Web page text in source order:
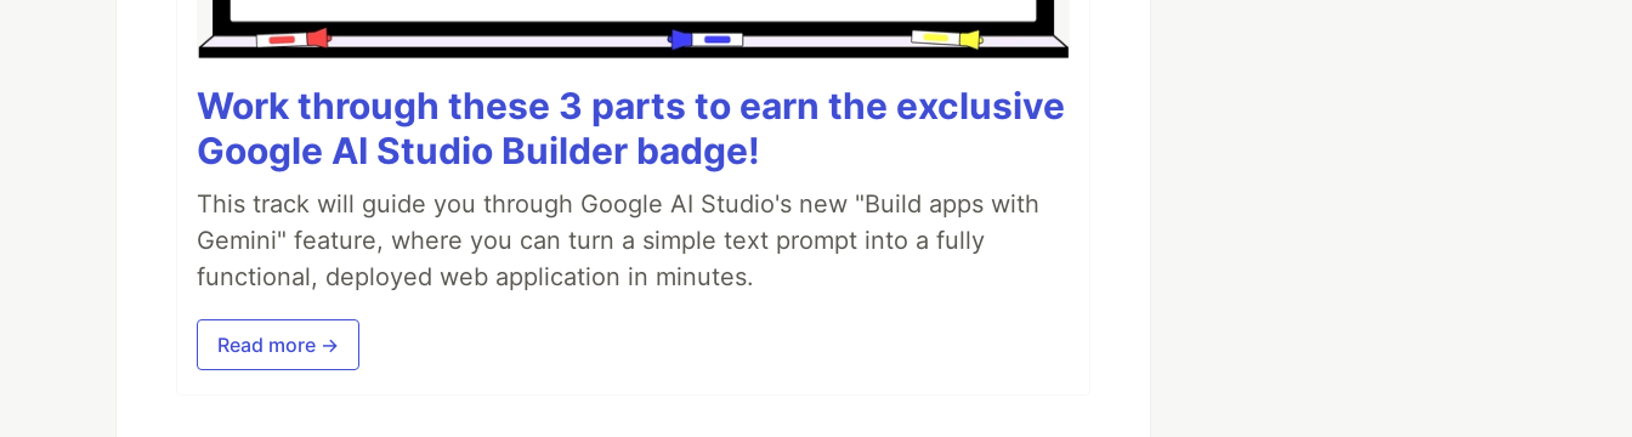
Work through these 3 parts to earn the exclusive
Google AI Studio Builder badge!
This track will guide you through Google AI Studio's new "Build apps with
Gemini" feature, where you can turn a simple text prompt into a fully
functional, deployed web application in minutes.
Read more →